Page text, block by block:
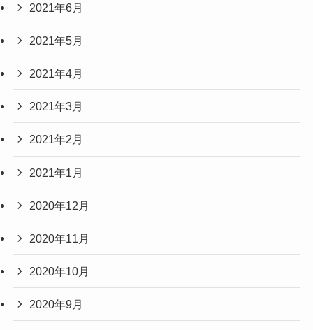
2021年6月
2021年5月
2021年4月
2021年3月
2021年2月
2021年1月
2020年12月
2020年11月
2020年10月
2020年9月